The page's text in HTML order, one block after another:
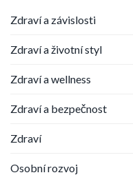
Zdraví a závislosti
Zdraví a životní styl
Zdraví a wellness
Zdraví a bezpečnost
Zdraví
Osobní rozvoj